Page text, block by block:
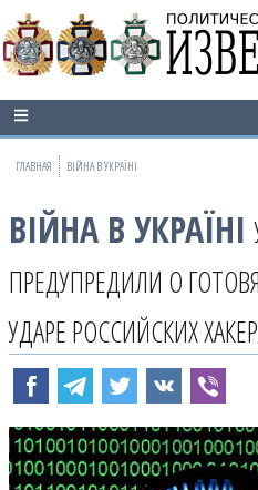
ГЛАВНАЯ ВІЙНА В УКРАЇНІ
ВІЙНА В УКРАЇНІ
ПРЕДУПРЕДИЛИ О
УДАРЕ РОССИЙСКИХ